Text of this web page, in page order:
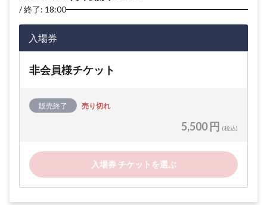
終了: 18:00
入場券
非会員様チケット
販売終了 売り切れ
5,500 円 (税込)
入場券 チケットを選ぶ